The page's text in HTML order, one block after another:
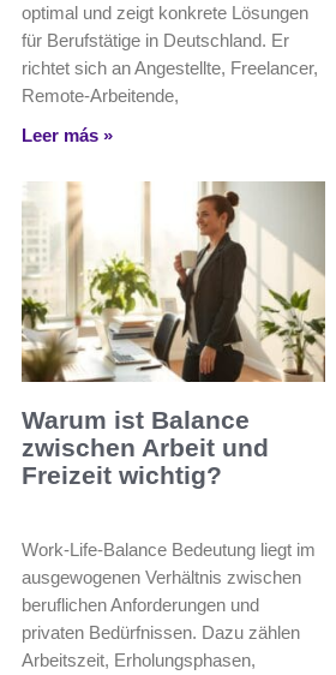
optimal und zeigt konkrete Lösungen
für Berufstätige in Deutschland. Er
richtet sich an Angestellte, Freelancer,
Remote-Arbeitende,
Leer más »
Warum ist Balance
zwischen Arbeit und
Freizeit wichtig?
Work-Life-Balance Bedeutung liegt im
ausgewogenen Verhältnis zwischen
beruflichen Anforderungen und
privaten Bedürfnissen. Dazu zählen
Arbeitszeit, Erholungsphasen,